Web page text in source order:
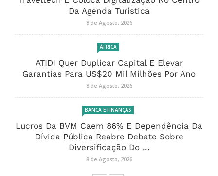
Da Agenda Turística
8 de Agosto, 2026
ÁFRICA
ATIDI Quer Duplicar Capital E Elevar
Garantias Para US$20 Mil Milhões Por Ano
8 de Agosto, 2026
BANCA E FINANÇAS
Lucros Da BVM Caem 86% E Dependência Da
Dívida Pública Reabre Debate Sobre
Diversificação Do ...
8 de Agosto, 2026